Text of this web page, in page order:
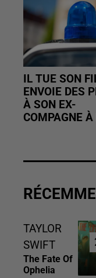
IL TUE SON
ENVOIE DES
À SON EX-
COMPAGNE À
TAYLOR
SWIFT
The Fate Of
Ophelia